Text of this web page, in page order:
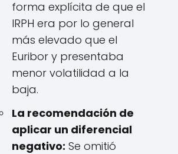
forma explícita de que el
IRPH era por lo general
más elevado que el
Euribor y presentaba
menor volatilidad a la
baja.
La recomendación de
aplicar un diferencial
negativo: Se omitió